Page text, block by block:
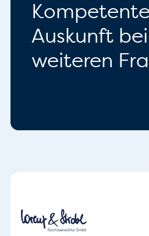
Kompetente
Auskunft bei
weiteren